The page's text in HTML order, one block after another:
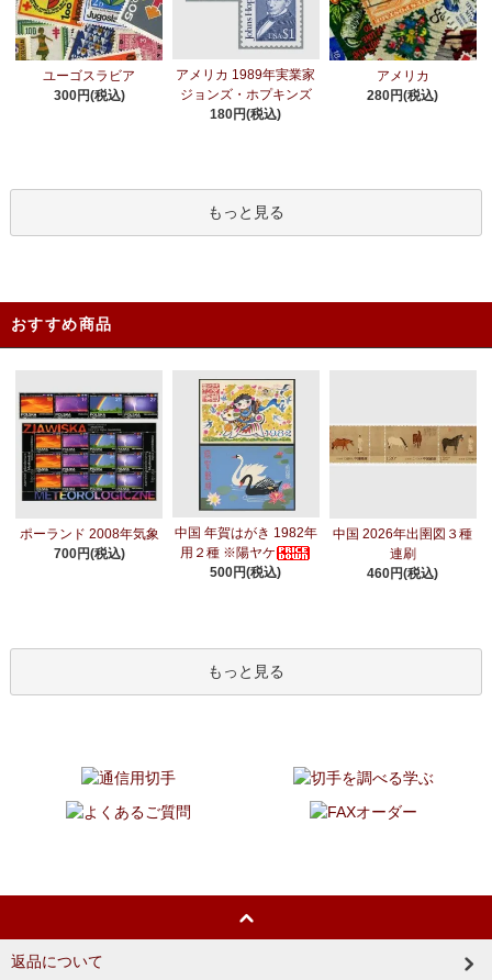
ユーゴスラビア
300円(税込)
アメリカ 1989年実業家
ジョンズ・ホプキンズ
180円(税込)
アメリカ
280円(税込)
もっと見る
おすすめ商品
ポーランド 2008年気象
700円(税込)
中国 年賀はがき 1982年
用２種 ※陽ヤケ
500円(税込)
中国 2026年出圉図３種
連刷
460円(税込)
もっと見る
返品について